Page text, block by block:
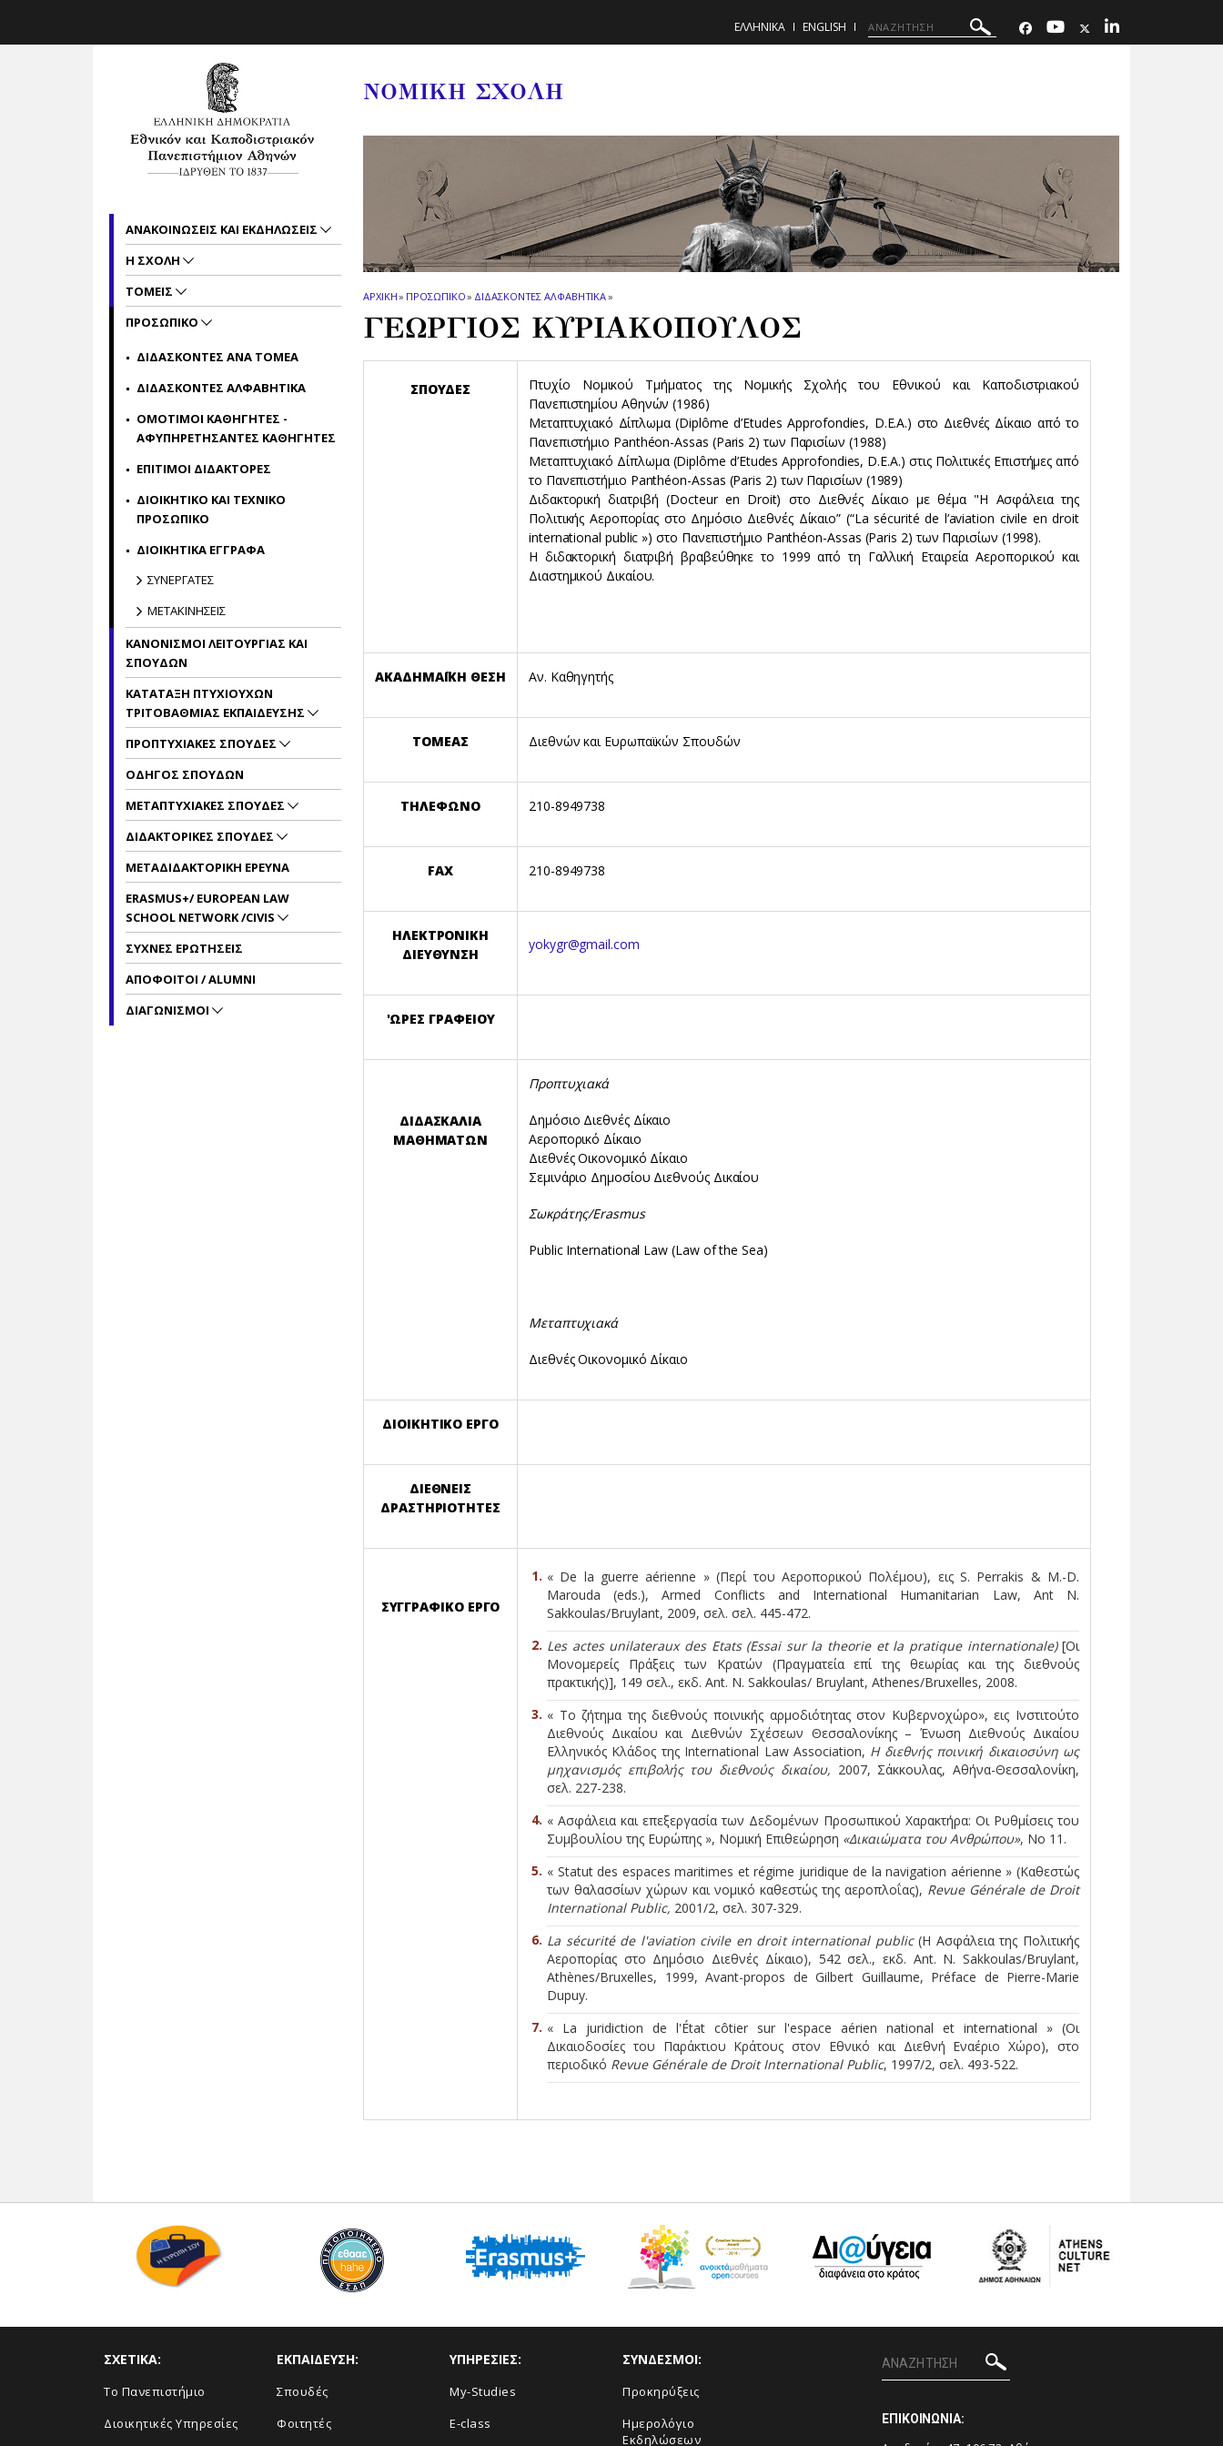
ΕΛΛΗΝΙΚΑ ENGLISH
ΝΟΜΙΚΗ ΣΧΟΛΗ
ΑΡΧΙΚΗ» ΠΡΟΣΩΠΙΚΟ» ΔΙΔΑΣΚΟΝΤΕΣ ΑΛΦΑΒΗΤΙΚΑ»
ΓΕΩΡΓΙΟΣ ΚΥΡΙΑΚΟΠΟΥΛΟΣ
ΣΠΟΥΔΕΣ
Πτυχίο Νομικού Τμήματος της Νομικής Σχολής του Εθνικού και Καποδιστριακού
Πανεπιστημίου Αθηνών (1986)
Μεταπτυχιακό Δίπλωμα (Diplôme d’Etudes Approfondies, D.E.A.) στο Διεθνές Δίκαιο από το
Πανεπιστήμιο Panthéon-Assas (Paris 2) των Παρισίων (1988)
Μεταπτυχιακό Δίπλωμα (Diplôme d’Etudes Approfondies, D.E.A.) στις Πολιτικές Επιστήμες από
το Πανεπιστήμιο Panthéon-Assas (Paris 2) των Παρισίων (1989)
Διδακτορική διατριβή (Docteur en Droit) στο Διεθνές Δίκαιο με θέμα "Η Ασφάλεια της
Πολιτικής Αεροπορίας στο Δημόσιο Διεθνές Δίκαιο” (“La sécurité de l’aviation civile en droit
international public ») στο Πανεπιστήμιο Panthéon-Assas (Paris 2) των Παρισίων (1998).
Η διδακτορική διατριβή βραβεύθηκε το 1999 από τη Γαλλική Εταιρεία Αεροπορικού και
Διαστημικού Δικαίου.
ΑΚΑΔΗΜΑΪΚΗ ΘΕΣΗ Αν. Καθηγητής
ΤΟΜΕΑΣ Διεθνών και Ευρωπαϊκών Σπουδών
ΤΗΛΕΦΩΝΟ 210-8949738
FAX 210-8949738
ΗΛΕΚΤΡΟΝΙΚΗ
ΔΙΕΥΘΥΝΣΗ
yokygr@gmail.com
'ΩΡΕΣ ΓΡΑΦΕΙΟΥ
ΔΙΔΑΣΚΑΛΙΑ
ΜΑΘΗΜΑΤΩΝ
Προπτυχιακά
Δημόσιο Διεθνές Δίκαιο
Αεροπορικό Δίκαιο
Διεθνές Οικονομικό Δίκαιο
Σεμινάριο Δημοσίου Διεθνούς Δικαίου
Σωκράτης/Erasmus
Public International Law (Law of the Sea)
Μεταπτυχιακά
Διεθνές Οικονομικό Δίκαιο
ΔΙΟΙΚΗΤΙΚΟ ΕΡΓΟ
ΔΙΕΘΝΕΙΣ
ΔΡΑΣΤΗΡΙΟΤΗΤΕΣ
ΣΥΓΓΡΑΦΙΚΟ ΕΡΓΟ
« De la guerre aérienne » (Περί του Αεροπορικού Πολέμου), εις S. Perrakis & M.-D.
Marouda (eds.), Armed Conflicts and International Humanitarian Law, Ant N.
Sakkoulas/Bruylant, 2009, σελ. σελ. 445-472.
Les actes unilateraux des Etats(Essai sur la theorie et la pratique internationale)[Οι
Μονομερείς Πράξεις των Κρατών (Πραγματεία επί της θεωρίας και της διεθνούς
πρακτικής)], 149 σελ., εκδ. Ant. N. Sakkoulas/ Bruylant, Athenes/Bruxelles, 2008.
« Το ζήτημα της διεθνούς ποινικής αρμοδιότητας στον Κυβερνοχώρο», εις Ινστιτούτο
Διεθνούς Δικαίου και Διεθνών Σχέσεων Θεσσαλονίκης – Ένωση Διεθνούς Δικαίου
Ελληνικός Κλάδος της International Law Association, Η διεθνής ποινική δικαιοσύνη ως
μηχανισμός επιβολής του διεθνούς δικαίου, 2007, Σάκκουλας, Αθήνα-Θεσσαλονίκη,
σελ. 227-238.
« Ασφάλεια και επεξεργασία των Δεδομένων Προσωπικού Χαρακτήρα: Οι Ρυθμίσεις του
Συμβουλίου της Ευρώπης », Νομική Επιθεώρηση «Δικαιώματα του Ανθρώπου», Νο 11.
« Statut des espaces maritimes et régime juridique de la navigation aérienne » (Καθεστώς
των θαλασσίων χώρων και νομικό καθεστώς της αεροπλοΐας), Revue Générale de Droit
International Public, 2001/2, σελ. 307-329.
La sécurité de l'aviation civile en droit international public(H Ασφάλεια της Πολιτικής
Αεροπορίας στο Δημόσιο Διεθνές Δίκαιο), 542 σελ., εκδ. Ant. Ν. Sakkoulas/Bruylant,
Athènes/Bruxelles, 1999, Avant-propos de Gilbert Guillaume, Préface de Pierre-Marie
Dupuy.
« La juridiction de l'État côtier sur l'espace aérien national et international » (Οι
Δικαιοδοσίες του Παράκτιου Κράτους στον Εθνικό και Διεθνή Εναέριο Χώρο), στο
περιοδικό Revue Générale de Droit International Public, 1997/2, σελ. 493-522.
ΑΝΑΚΟΙΝΩΣΕΙΣ ΚΑΙ ΕΚΔΗΛΩΣΕΙΣ
Η ΣΧΟΛΗ
ΤΟΜΕΙΣ
ΠΡΟΣΩΠΙΚΟ
ΔΙΔΑΣΚΟΝΤΕΣ ΑΝΑ ΤΟΜΕΑ
ΔΙΔΑΣΚΟΝΤΕΣ ΑΛΦΑΒΗΤΙΚΑ
ΟΜΟΤΙΜΟΙ ΚΑΘΗΓΗΤΕΣ -
ΑΦΥΠΗΡΕΤΗΣΑΝΤΕΣ ΚΑΘΗΓΗΤΕΣ
ΕΠΙΤΙΜΟΙ ΔΙΔΑΚΤΟΡΕΣ
ΔΙΟΙΚΗΤΙΚΟ ΚΑΙ ΤΕΧΝΙΚΟ
ΠΡΟΣΩΠΙΚΟ
ΔΙΟΙΚΗΤΙΚΑ ΕΓΓΡΑΦΑ
ΣΥΝΕΡΓΑΤΕΣ
ΜΕΤΑΚΙΝΗΣΕΙΣ
ΚΑΝΟΝΙΣΜΟΙ ΛΕΙΤΟΥΡΓΙΑΣ ΚΑΙ
ΣΠΟΥΔΩΝ
ΚΑΤΑΤΑΞΗ ΠΤΥΧΙΟΥΧΩΝ
ΤΡΙΤΟΒΑΘΜΙΑΣ ΕΚΠΑΙΔΕΥΣΗΣ
ΠΡΟΠΤΥΧΙΑΚΕΣ ΣΠΟΥΔΕΣ
ΟΔΗΓΟΣ ΣΠΟΥΔΩΝ
ΜΕΤΑΠΤΥΧΙΑΚΕΣ ΣΠΟΥΔΕΣ
ΔΙΔΑΚΤΟΡΙΚΕΣ ΣΠΟΥΔΕΣ
ΜΕΤΑΔΙΔΑΚΤΟΡΙΚΗ ΕΡΕΥΝΑ
ERASMUS+/ EUROPEAN LAW
SCHOOL NETWORK /CIVIS
ΣΥΧΝΕΣ ΕΡΩΤΗΣΕΙΣ
ΑΠΟΦΟΙΤΟΙ / ALUMNI
ΔΙΑΓΩΝΙΣΜΟΙ
ΣΧΕΤΙΚΑ:
Το Πανεπιστήμιο
Διοικητικές Υπηρεσίες
ΕΚΠΑΙΔΕΥΣΗ:
Σπουδές
Φοιτητές
ΥΠΗΡΕΣΙΕΣ:
My-Studies
E-class
ΣΥΝΔΕΣΜΟΙ:
Προκηρύξεις
Ημερολόγιο
Εκδηλώσεων
ΕΠΙΚΟΙΝΩΝΙΑ: